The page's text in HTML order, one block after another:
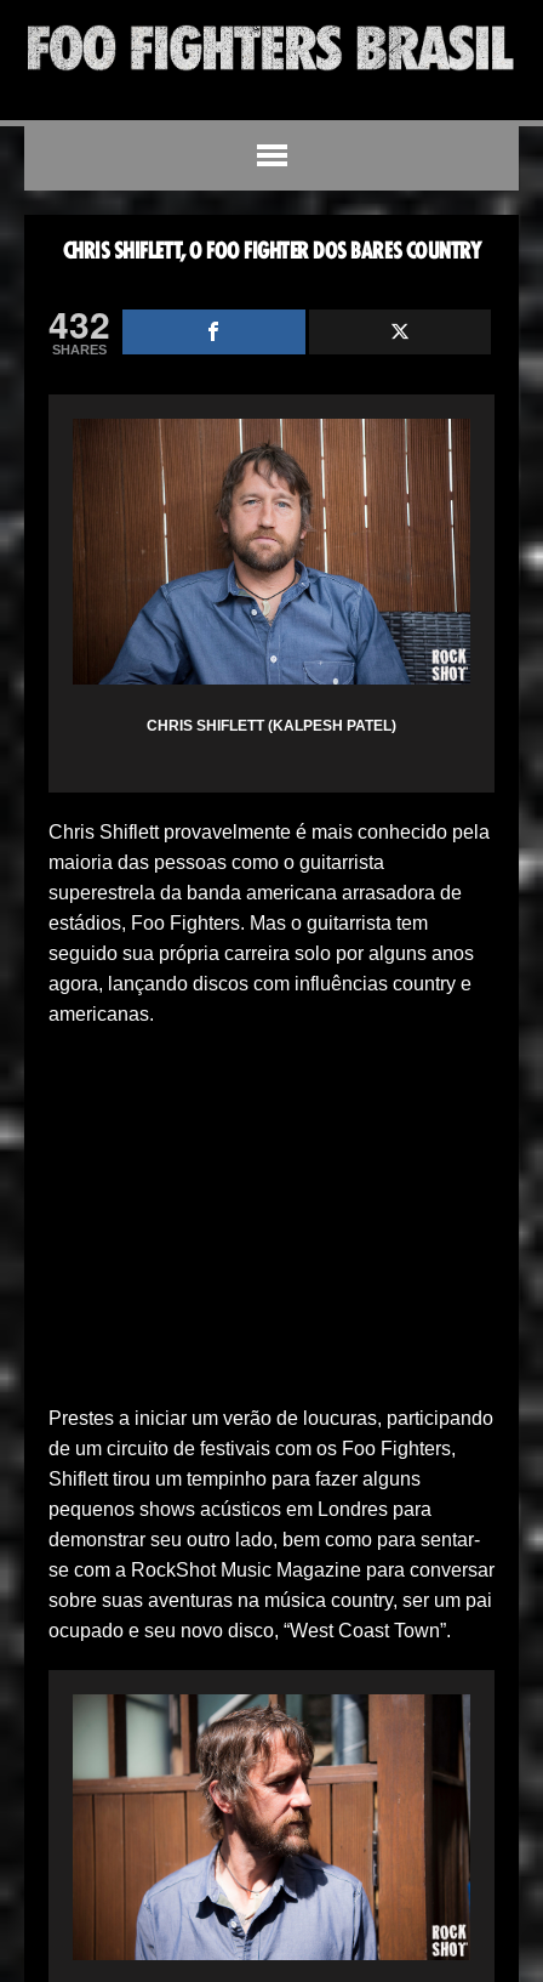
CHRIS SHIFLETT, O FOO FIGHTER DOS BARES COUNTRY
432
SHARES
CHRIS SHIFLETT (KALPESH PATEL)
Chris Shiflett provavelmente é mais conhecido pela
maioria das pessoas como o guitarrista
superestrela da banda americana arrasadora de
estádios, Foo Fighters. Mas o guitarrista tem
seguido sua própria carreira solo por alguns anos
agora, lançando discos com influências country e
americanas.
Prestes a iniciar um verão de loucuras, participando
de um circuito de festivais com os Foo Fighters,
Shiflett tirou um tempinho para fazer alguns
pequenos shows acústicos em Londres para
demonstrar seu outro lado, bem como para sentar-
se com a RockShot Music Magazine para conversar
sobre suas aventuras na música country, ser um pai
ocupado e seu novo disco, “West Coast Town”.